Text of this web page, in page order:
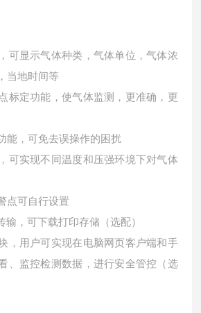
可显示气体种类，气体单位，气体浓
当地时间等
标定功能，使气体监测，更准确，更
能，可免去误操作的困扰
可实现不同温度和压强环境下对气体
点可自行设置
输，可下载打印存储（选配）
，用户可实现在电脑网页客户端和手
、监控检测数据，进行安全管控（选